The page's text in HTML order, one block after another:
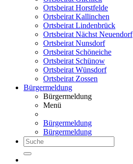
Ortsbeirat Horstfelde
Ortsbeirat Kallinchen
Ortsbeirat Lindenbrück
Ortsbeirat Nächst Neuendorf
Ortsbeirat Nunsdorf
Ortsbeirat Schöneiche
Ortsbeirat Schünow
Ortsbeirat Wünsdorf
Ortsbeirat Zossen
Bürgermeldung
Bürgermeldung
Menü
Bürgermeldung
Bürgermeldung